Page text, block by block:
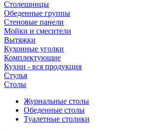
Столешницы
Обеденные группы
Стеновые панели
Мойки и смесители
Вытяжки
Кухонные уголки
Комплектующие
Кухни - вся продукция
Стулья
Столы
Журнальные столы
Обеденные столы
Туалетные столики